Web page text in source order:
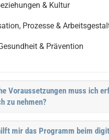
& Kultur
Prozesse &
& Prävention
Voraussetzungen muss ich
zu nehmen?
mir das Programm beim